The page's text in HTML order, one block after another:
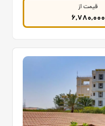
قیمت از
6,780,000